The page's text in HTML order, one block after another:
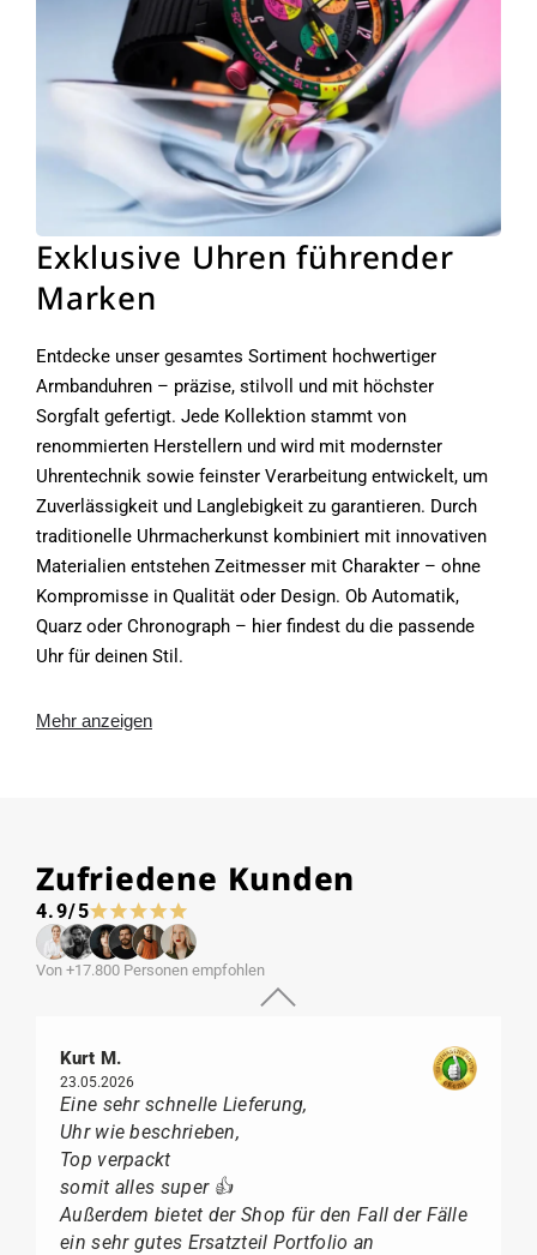
Exklusive Uhren führender
Marken
Entdecke unser gesamtes Sortiment hochwertiger
Armbanduhren – präzise, stilvoll und mit höchster
Sorgfalt gefertigt. Jede Kollektion stammt von
renommierten Herstellern und wird mit modernster
Uhrentechnik sowie feinster Verarbeitung entwickelt, um
Zuverlässigkeit und Langlebigkeit zu garantieren. Durch
traditionelle Uhrmacherkunst kombiniert mit innovativen
Materialien entstehen Zeitmesser mit Charakter – ohne
Kompromisse in Qualität oder Design. Ob Automatik,
Quarz oder Chronograph – hier findest du die passende
Uhr für deinen Stil.
Mehr anzeigen
Zufriedene Kunden
4.9/5
Von +17.800 Personen empfohlen
Kurt M.
23.05.2026
Eine sehr schnelle Lieferung,
Uhr wie beschrieben,
Top verpackt
somit alles super 👍
Außerdem bietet der Shop für den Fall der Fälle
ein sehr gutes Ersatzteil Portfolio an